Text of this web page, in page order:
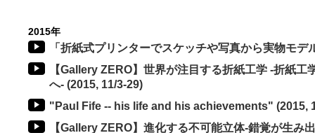
2015年
「折紙式プリンターでスケッチや写真から実物モ
【Gallery ZERO】世界が注目する折紙工学 -折紙工
へ- (2015, 11/3-29)
"Paul Fife -- his life and his achievements" (2015,
【Gallery ZERO】進化する不可能立体-錯覚が生み